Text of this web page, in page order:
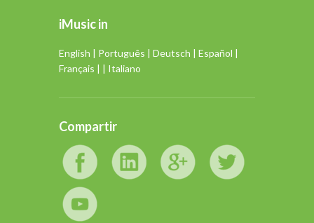
iMusic in
English Português Deutsch Español
Français
Italiano
Compartir